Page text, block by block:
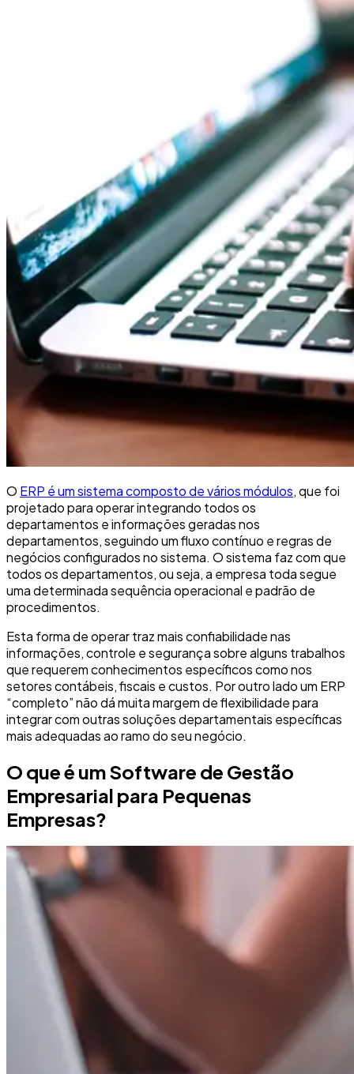
O ERP é um sistema composto de vários módulos, que foi
projetado para operar integrando todos os
departamentos e informações geradas nos
departamentos, seguindo um fluxo contínuo e regras de
negócios configurados no sistema. O sistema faz com que
todos os departamentos, ou seja, a empresa toda segue
uma determinada sequência operacional e padrão de
procedimentos.
Esta forma de operar traz mais confiabilidade nas
informações, controle e segurança sobre alguns trabalhos
que requerem conhecimentos específicos como nos
setores contábeis, fiscais e custos. Por outro lado um ERP
“completo” não dá muita margem de flexibilidade para
integrar com outras soluções departamentais específicas
mais adequadas ao ramo do seu negócio.
O que é um Software de Gestão
Empresarial para Pequenas
Empresas?